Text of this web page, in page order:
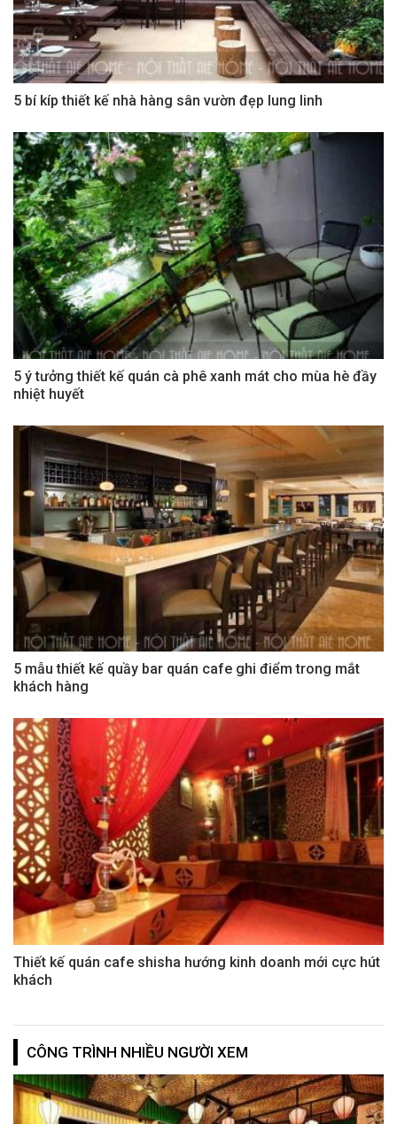
5 bí kíp thiết kế nhà hàng sân vườn đẹp lung linh
5 ý tưởng thiết kế quán cà phê xanh mát cho mùa hè đầy
nhiệt huyết
5 mẫu thiết kế quầy bar quán cafe ghi điểm trong mắt
khách hàng
Thiết kế quán cafe shisha hướng kinh doanh mới cực hút
khách
CÔNG TRÌNH NHIỀU NGƯỜI XEM